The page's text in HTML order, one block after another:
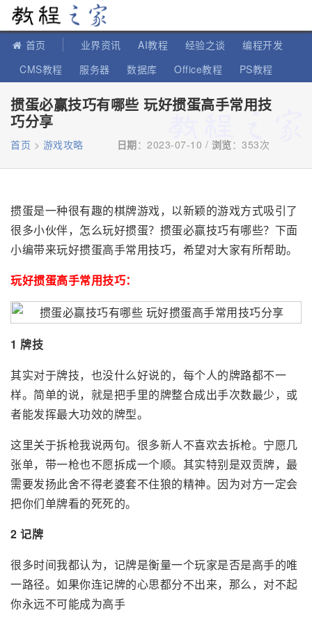
首页 业界资讯 AI教程 经验之谈
编程开发
CMS教程
服务器 数据库 Office教程
PS教程
掼蛋必赢技巧有哪些 玩好掼蛋高手常用技
巧分享
首页 > 游戏攻略 日期：2023-07-10 / 浏览： 353次
掼蛋是一种很有趣的棋牌游戏，以新颖的游戏方式吸引了
很多小伙伴，怎么玩好掼蛋？掼蛋必赢技巧有哪些？下面
小编带来玩好掼蛋高手常用技巧，希望对大家有所帮助。
玩好掼蛋高手常用技巧：
1 牌技
其实对于牌技，也没什么好说的，每个人的牌路都不一
样。简单的说，就是把手里的牌整合成出手次数最少，或
者能发挥最大功效的牌型。
这里关于拆枪我说两句。很多新人不喜欢去拆枪。宁愿几
张单，带一枪也不愿拆成一个顺。其实特别是双贡牌，最
需要发扬此舍不得老婆套不住狼的精神。因为对方一定会
把你们单牌看的死死的。
2 记牌
很多时间我都认为，记牌是衡量一个玩家是否是高手的唯
一路径。如果你连记牌的心思都分不出来，那么，对不起
你永远不可能成为高手